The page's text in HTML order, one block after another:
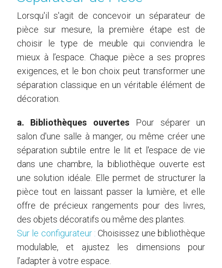
Lorsqu'il s'agit de concevoir un séparateur de
pièce sur mesure, la première étape est de
choisir le type de meuble qui conviendra le
mieux à l’espace. Chaque pièce a ses propres
exigences, et le bon choix peut transformer une
séparation classique en un véritable élément de
décoration.
a. Bibliothèques ouvertes Pour séparer un
salon d'une salle à manger, ou même créer une
séparation subtile entre le lit et l'espace de vie
dans une chambre, la bibliothèque ouverte est
une solution idéale. Elle permet de structurer la
pièce tout en laissant passer la lumière, et elle
offre de précieux rangements pour des livres,
des objets décoratifs ou même des plantes.
Sur le configurateur : Choisissez une bibliothèque
modulable, et ajustez les dimensions pour
l’adapter à votre espace.